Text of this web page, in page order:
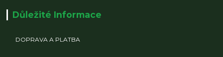
Důležité Informace
DOPRAVA A PLATBA